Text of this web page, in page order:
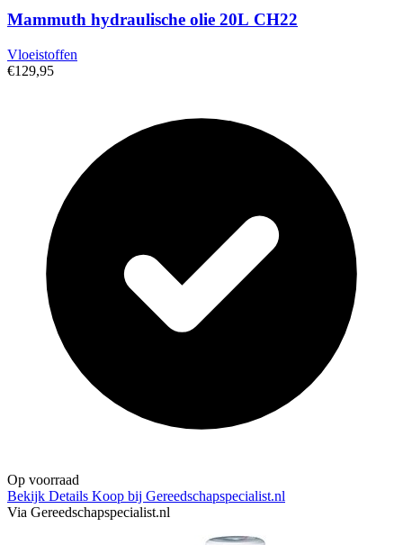
Mammuth hydraulische olie 20L CH22
Vloeistoffen
€129,95
Op voorraad
Bekijk Details Koop bij Gereedschapspecialist.nl
Via Gereedschapspecialist.nl